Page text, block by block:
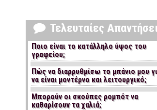
Τελευταίες
Ποιο είναι το κατάλληλο ύψος του
γραφείου;
Πώς να διαρρυθμίσω το μπάνιο μου
να είναι μοντέρνο και λειτουργικό;
Μπορούν οι σκούπες ρομπότ να
καθαρίσουν τα χαλιά;